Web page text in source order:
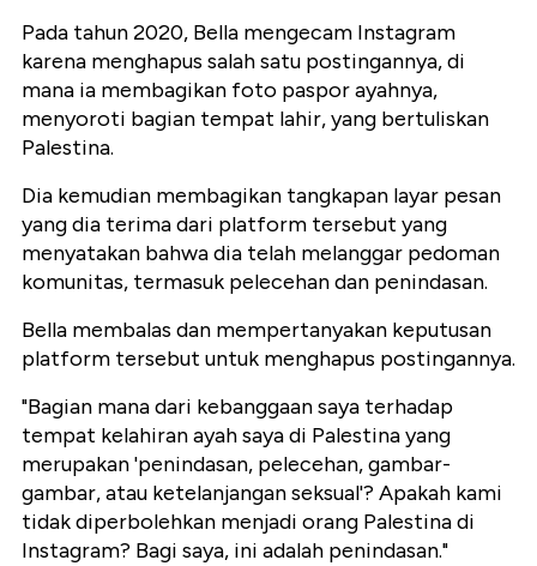
Pada tahun 2020, Bella mengecam Instagram
karena menghapus salah satu postingannya, di
mana ia membagikan foto paspor ayahnya,
menyoroti bagian tempat lahir, yang bertuliskan
Palestina.
Dia kemudian membagikan tangkapan layar pesan
yang dia terima dari platform tersebut yang
menyatakan bahwa dia telah melanggar pedoman
komunitas, termasuk pelecehan dan penindasan.
Bella membalas dan mempertanyakan keputusan
platform tersebut untuk menghapus postingannya.
"Bagian mana dari kebanggaan saya terhadap
tempat kelahiran ayah saya di Palestina yang
merupakan 'penindasan, pelecehan, gambar-
gambar, atau ketelanjangan seksual'? Apakah kami
tidak diperbolehkan menjadi orang Palestina di
Instagram? Bagi saya, ini adalah penindasan."